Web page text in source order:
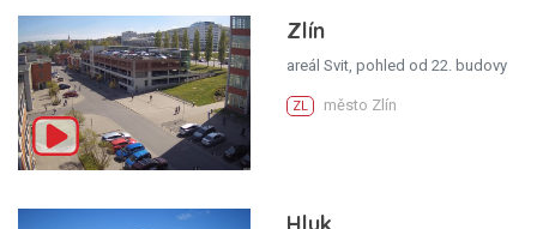
Zlín
areál Svit, pohled od 22. budovy
ZL město Zlín